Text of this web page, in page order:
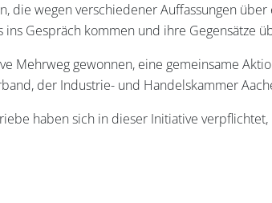
die wegen verschiedener Auffassungen
Gespräch kommen und ihre Gegensätze
Mehrweg gewonnen, eine gemeinsame
der Industrie- und Handelskammer
haben sich in dieser Initiative